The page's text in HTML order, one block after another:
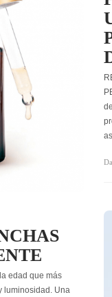
edad que más
luminosidad. Una